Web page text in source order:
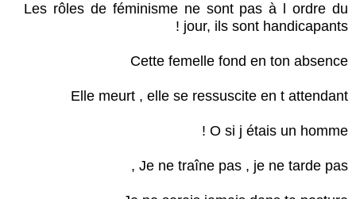
Les rôles de féminisme ne sont pas à l ordre du
jour, ils sont handicapants !
Cette femelle fond en ton absence
Elle meurt , elle se ressuscite en t attendant
O si j étais un homme !
Je ne traîne pas , je ne tarde pas ,